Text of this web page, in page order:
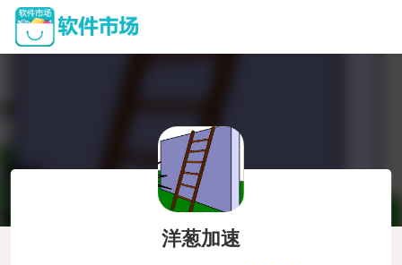
洋葱加速